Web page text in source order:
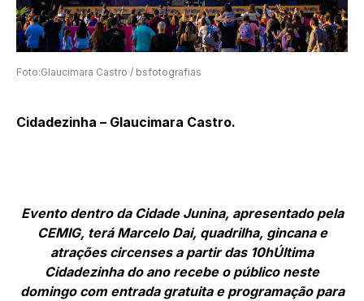
Foto:Glaucimara Castro / bsfotografias
Cidadezinha – Glaucimara Castro.
Evento dentro da Cidade Junina, apresentado pela
CEMIG, terá Marcelo Dai, quadrilha, gincana e
atrações circenses a partir das 10hÚltima
Cidadezinha do ano recebe o público neste
domingo com entrada gratuita e programação para